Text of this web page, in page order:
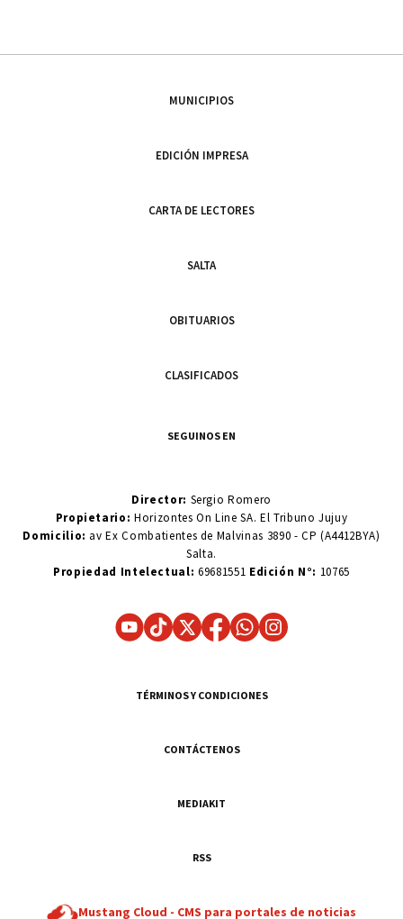
MUNICIPIOS
EDICIÓN IMPRESA
CARTA DE LECTORES
SALTA
OBITUARIOS
CLASIFICADOS
SEGUINOS EN
Director: Sergio Romero
Propietario:Horizontes On Line SA. El Tribuno Jujuy
Domicilio: av Ex Combatientes de Malvinas 3890 - CP (A4412BYA)
Salta.
Propiedad Intelectual: 69681551 Edición N°: 10765
TÉRMINOS Y CONDICIONES
CONTÁCTENOS
MEDIAKIT
RSS
Mustang Cloud - CMS para portales de noticias